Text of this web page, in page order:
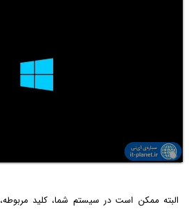
البته ممکن است در سیستم شما، کلید مربوطه،